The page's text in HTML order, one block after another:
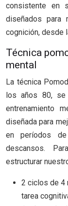
consistente en
diseñados para
cognición, desde
Técnica
mental
La técnica
los años 80, se
entrenamiento
diseñada para
en períodos
descansos.
estructurar
2 ciclos de 4
tarea